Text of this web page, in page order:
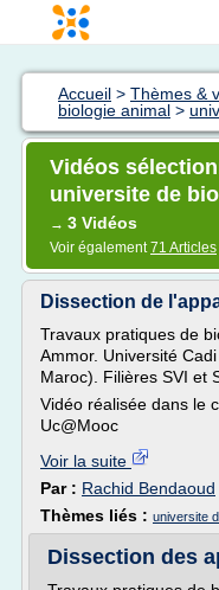
Accueil > Thèmes &
biologie animal >
Vidéos
universite de
→ 3 Vidéos
Voir également71 Articles
Dissection de
Travaux pratiques de
Ammor. Université
Maroc). Filières SVI et
Vidéo réalisée dans le
Uc@Mooc
Voir la suite
Par : Rachid Bendaoud
Thèmes liés : universite
Dissection des